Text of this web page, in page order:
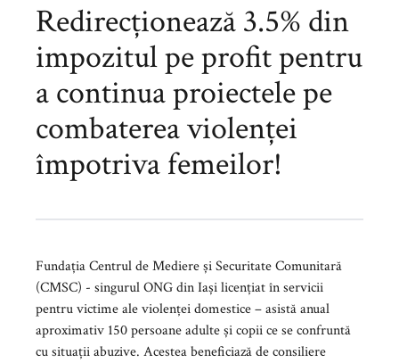
Redirecționează 3.5% din
impozitul pe profit pentru
a continua proiectele pe
combaterea violenței
împotriva femeilor!
Fundația Centrul de Mediere și Securitate Comunitară
(CMSC) - singurul ONG din Iași licențiat în servicii
pentru victime ale violenței domestice – asistă anual
aproximativ 150 persoane adulte și copii ce se confruntă
cu situații abuzive. Acestea beneficiază de consiliere